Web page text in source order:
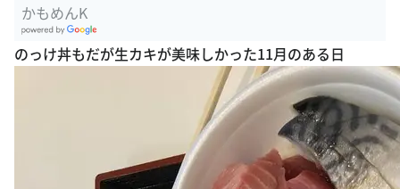
かもめんK
oogle Plac
のっけ丼もだが生カキが美味しかった11月のある日